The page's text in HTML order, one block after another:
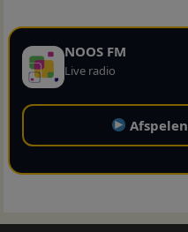
NOOS FM
Live radio
Afspelen